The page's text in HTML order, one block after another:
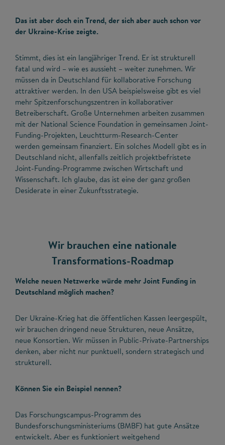
Das ist aber doch ein Trend, der sich aber auch schon vor
der Ukraine-Krise zeigte.
Stimmt, dies ist ein langjähriger Trend. Er ist strukturell
fatal und wird – wie es aussieht – weiter zunehmen. Wir
müssen da in Deutschland für kollaborative Forschung
attraktiver werden. In den USA beispielsweise gibt es viel
mehr Spitzenforschungszentren in kollaborativer
Betreiberschaft. Große Unternehmen arbeiten zusammen
mit der National Science Foundation in gemeinsamen Joint-
Funding-Projekten, Leuchtturm-Research-Center
werden gemeinsam finanziert. Ein solches Modell gibt es in
Deutschland nicht, allenfalls zeitlich projektbefristete
Joint-Funding-Programme zwischen Wirtschaft und
Wissenschaft. Ich glaube, das ist eine der ganz großen
Desiderate in einer Zukunftsstrategie.
Wir brauchen eine nationale
Transformations-Roadmap
Welche neuen Netzwerke würde mehr Joint Funding in
Deutschland möglich machen?
Der Ukraine-Krieg hat die öffentlichen Kassen leergespült,
wir brauchen dringend neue Strukturen, neue Ansätze,
neue Konsortien. Wir müssen in Public-Private-Partnerships
denken, aber nicht nur punktuell, sondern strategisch und
strukturell.
Können Sie ein Beispiel nennen?
Das Forschungscampus-Programm des
Bundesforschungsministeriums (BMBF) hat gute Ansätze
entwickelt. Aber es funktioniert weitgehend